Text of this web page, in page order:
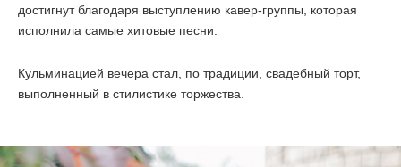
достигнут благодаря выступлению кавер-группы, которая
исполнила самые хитовые песни.
Кульминацией вечера стал, по традиции, свадебный торт,
выполненный в стилистике торжества.